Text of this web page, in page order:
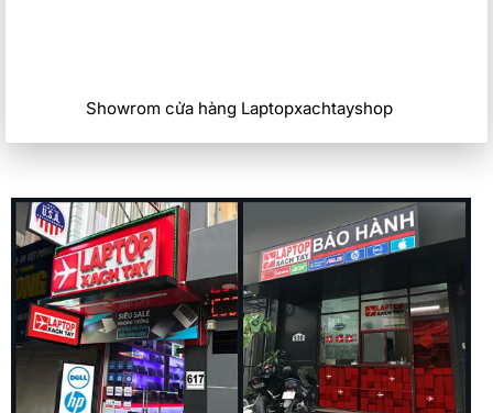
phải trình chiếu.
Dell Latitude 7440 được trang bị những cổng kết nối cơ bản
nhất với số lượng được xem như là đầy đủ với:
• 1 External uSIM card tray (WWAN only)
• 1 Universal Audio Jack
• 2 USB 3.2 Gen 1 Type-A port, USB 3.2 Gen 1 Type-A port
with PowerShare
• 1 Wedge-shaped lock slot
• 1 HDMI 2.0
Showrom cửa hàng Laptopxachtayshop